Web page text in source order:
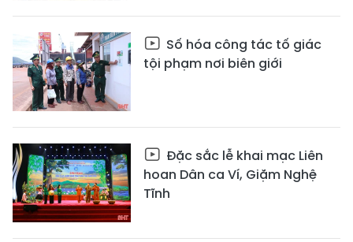
Số hóa công tác tố giác
tội phạm nơi biên giới
Đặc sắc lễ khai mạc Liên
hoan Dân ca Ví, Giặm Nghệ
Tĩnh